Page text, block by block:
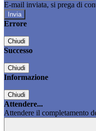
E-mail inviata, si prega di
Errore
Chiudi
Successo
Chiudi
Informazione
Chiudi
Attendere...
Attendere il completamento